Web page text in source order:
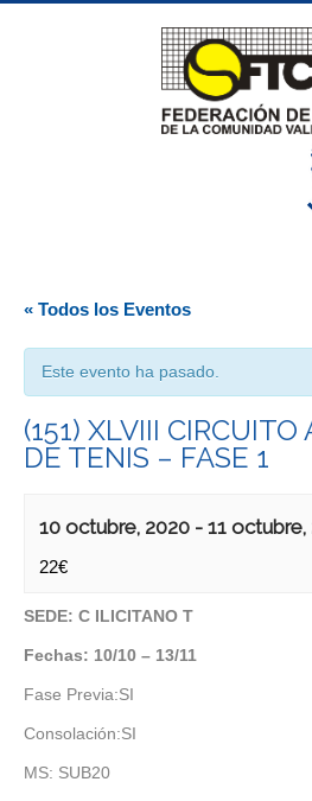
« Todos los Eventos
Este evento ha pasado.
(151) XLVIII
DE TENIS – FASE 1
10 octubre, 2020 - 11 octubre,
22€
SEDE: C ILICITANO T
Fechas: 10/10 – 13/11
Fase Previa:SI
Consolación:SI
MS: SUB20